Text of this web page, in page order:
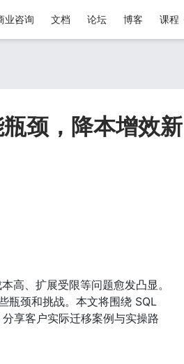
业咨询 文档 论坛 博客 课程
颈，降本增效新
高、扩展受限等问题愈发凸显。
瓶颈和挑战。本文将围绕 SQL
享客户实际迁移案例与实操路